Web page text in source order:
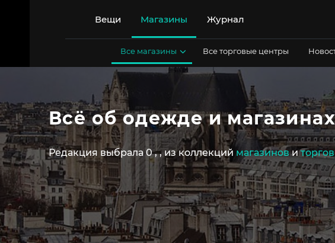
Вещи Магазины Журнал
Все магазины Все торговые центры
Всё об одежде и
Редакция выбрала 0,, из коллекций магазинови